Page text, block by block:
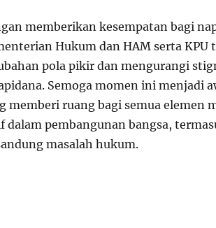
memberikan kesempatan bagi
Hukum dan HAM serta KPU
pola pikir dan mengurangi
Semoga momen ini menjadi
memberi ruang bagi semua elemen
dalam pembangunan bangsa,
masalah hukum.